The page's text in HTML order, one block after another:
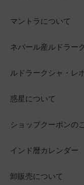
マントラについて
ネパール産ルドラー
ルドラークシャ・レ
惑星について
ショップクーポンの
インド暦カレンダー
卸販売について